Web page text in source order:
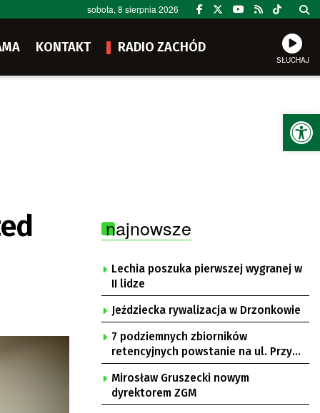
sobota, 8 sierpnia 2026
KONTAKT RADIO ZACHÓD
SŁUCHAJ
najnowsze
Lechia poszuka pierwszej wygranej w
II lidze
Jeździecka rywalizacja w Drzonkowie
7 podziemnych zbiorników
retencyjnych powstanie na ul. Przy
Gazowni
Mirosław Gruszecki nowym
dyrektorem ZGM